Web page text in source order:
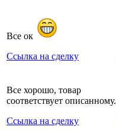
Все ок
Ссылка на сделку
Все хорошо, товар
соответствует описанному.
Ссылка на сделку